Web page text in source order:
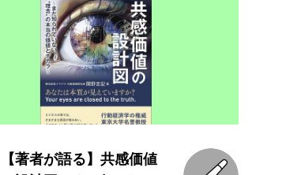
【著者が語る】共感価値